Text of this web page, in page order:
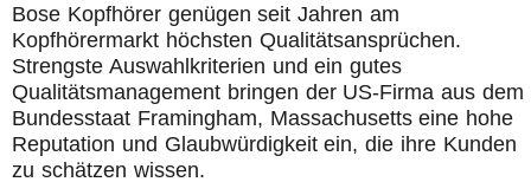
Bose Kopfhörer genügen seit Jahren am
Kopfhörermarkt höchsten Qualitätsansprüchen.
Strengste Auswahlkriterien und ein gutes
Qualitätsmanagement bringen der US-Firma aus dem
Bundesstaat Framingham, Massachusetts eine hohe
Reputation und Glaubwürdigkeit ein, die ihre Kunden
zu schätzen wissen.